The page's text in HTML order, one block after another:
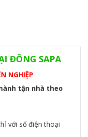
Thẻ:dàn lạnh âm
,Mitsu Heavy -
ĐÔNG SAPA
NGHIỆP
tận nhà theo
với số điện thoại